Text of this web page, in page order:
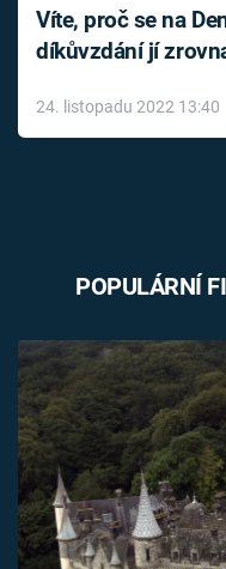
Víte, proč se na
díkůvzdání jí
24. listopadu 2022 13:40
POPULÁRNÍ